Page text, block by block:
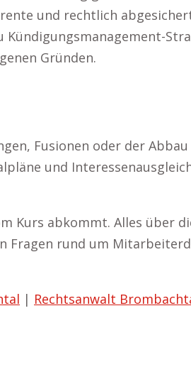
und rechtlich
Gründen.
Fusionen oder der
und
Kurs abkommt. Alles über
rund um
| Rechtsanwalt